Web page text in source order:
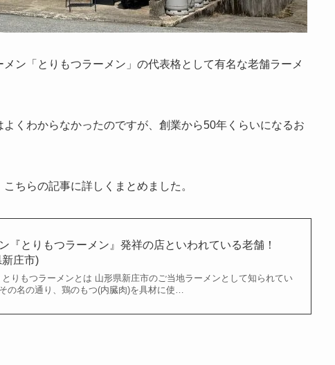
ン「とりもつラーメン」の代表格として有名な老舗ラーメ
くわからなかったのですが、創業から50年くらいになるお
ちらの記事に詳しくまとめました。
『とりもつラーメン』発祥の店といわれている老舗！
新庄市)
りもつラーメンとは 山形県新庄市のご当地ラーメンとして知られてい
の名の通り、鶏のもつ(内臓肉)を具材に使…